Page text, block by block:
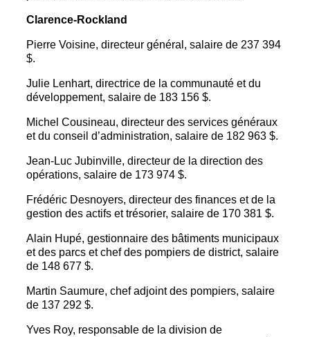
Clarence-Rockland
Pierre Voisine, directeur général, salaire de 237 394
$.
Julie Lenhart, directrice de la communauté et du
développement, salaire de 183 156 $.
Michel Cousineau, directeur des services généraux
et du conseil d’administration, salaire de 182 963 $.
Jean-Luc Jubinville, directeur de la direction des
opérations, salaire de 173 974 $.
Frédéric Desnoyers, directeur des finances et de la
gestion des actifs et trésorier, salaire de 170 381 $.
Alain Hupé, gestionnaire des bâtiments municipaux
et des parcs et chef des pompiers de district, salaire
de 148 677 $.
Martin Saumure, chef adjoint des pompiers, salaire
de 137 292 $.
Yves Roy, responsable de la division de